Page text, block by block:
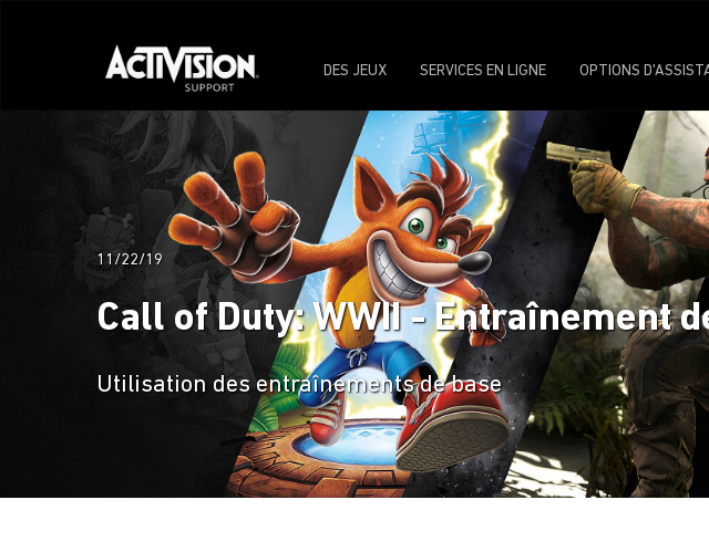
DES JEUX SERVICES EN LIGNE OPTIONS
11/22/19
Call of Duty: WWII - Entraînement
Utilisation des entraînements de base